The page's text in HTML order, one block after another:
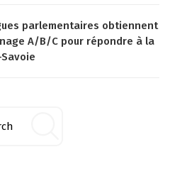
parlementaires obtiennent
A/B/C pour répondre à la